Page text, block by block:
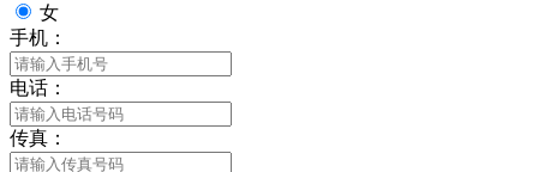
女
手机：
电话：
传真：